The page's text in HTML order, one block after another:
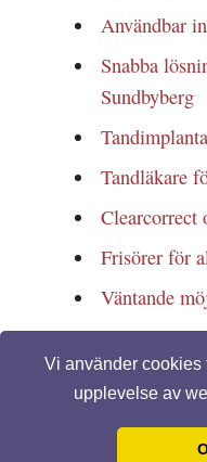
Vi använder cookies
upplevelse av
Användbar
Snabba
Sundbyberg
Tandläkare
Clearcorrect
Frisörer för
Väntande
© 2026 Kiropraktorsödermalm.nu.
Template design byAndreas Viklund